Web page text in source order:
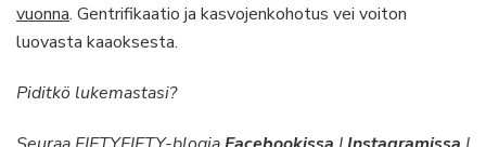
vuonna. Gentrifikaatio ja kasvojenkohotus vei voiton
luovasta kaaoksesta.
Piditkö lukemastasi?